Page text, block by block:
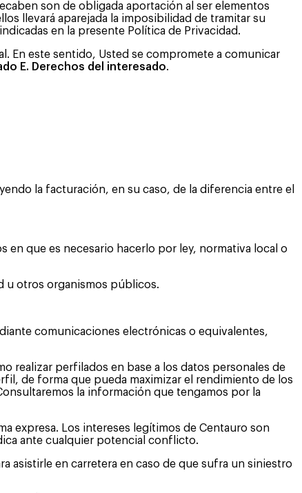
son de obligada aportación al ser elementos
llevará aparejada la imposibilidad de tramitar su
en la presente Política de Privacidad.
En este sentido, Usted se compromete a comunicar
E. Derechos del interesado.
la facturación, en su caso, de la diferencia entre el
que es necesario hacerlo por ley, normativa local o
u otros organismos públicos.
comunicaciones electrónicas o equivalentes,
realizar perfilados en base a los datos personales de
de forma que pueda maximizar el rendimiento de los
la información que tengamos por la
expresa. Los intereses legítimos de Centauro son
ante cualquier potencial conflicto.
asistirle en carretera en caso de que sufra un siniestro